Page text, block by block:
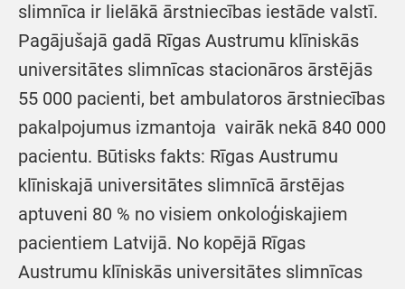
slimnīca ir lielākā ārstniecības iestāde valstī.
Pagājušajā gadā Rīgas Austrumu klīniskās
universitātes slimnīcas stacionāros ārstējās
55 000 pacienti, bet ambulatoros ārstniecības
pakalpojumus izmantoja vairāk nekā 840 000
pacientu. Būtisks fakts: Rīgas Austrumu
klīniskajā universitātes slimnīcā ārstējas
aptuveni 80 % no visiem onkoloģiskajiem
pacientiem Latvijā. No kopējā Rīgas
Austrumu klīniskās universitātes slimnīcas